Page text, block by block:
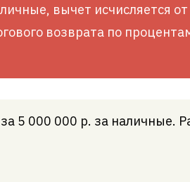
вычет исчисляется
возврата по
5 000 000 р. за наличные.